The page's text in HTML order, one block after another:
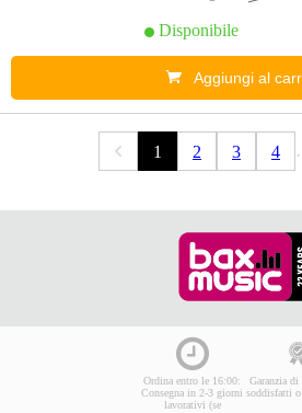
Disponibile
Aggiungi al
1 2 3 4
Ordina entro le 16:00:
Consegna in 2-3 giorni
lavorativi (se
Garanzia di
soddisfatti